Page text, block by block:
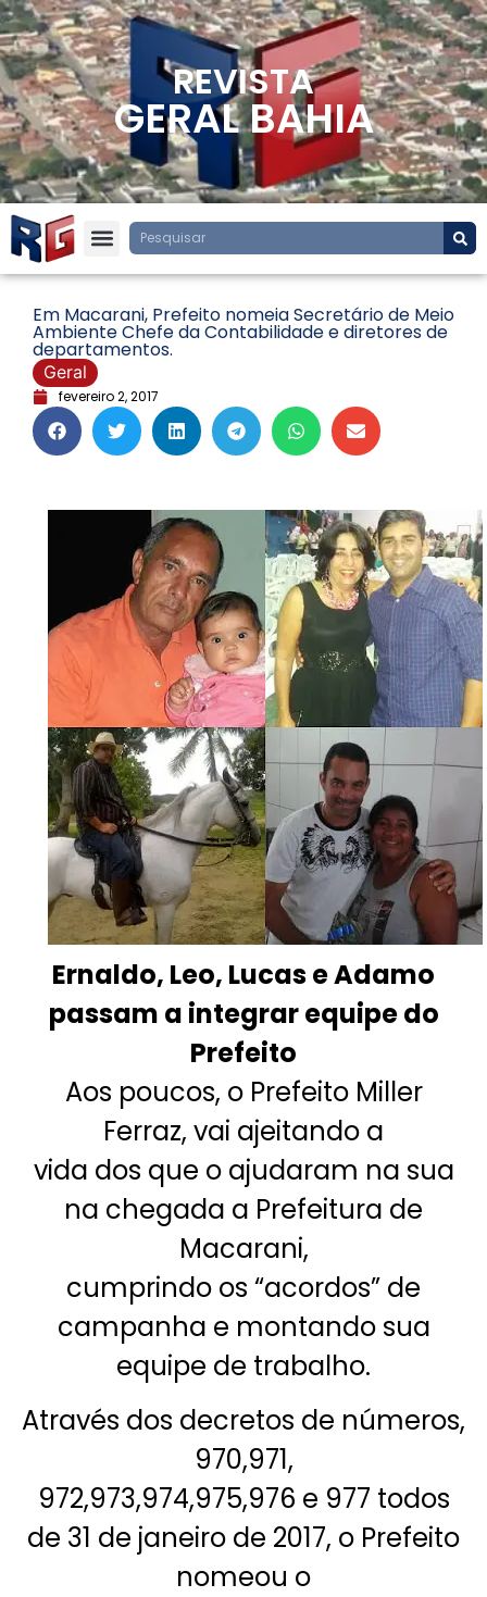
REVISTA
GERAL BAHIA
Em Macarani, Prefeito nomeia Secretário de Meio
Ambiente Chefe da Contabilidade e diretores de
departamentos.
Geral
fevereiro 2, 2017
Ernaldo, Leo, Lucas e Adamo
passam a integrar equipe do
Prefeito
Aos poucos, o Prefeito Miller
Ferraz, vai ajeitando a
vida dos que o ajudaram na sua
na chegada a Prefeitura de
Macarani,
cumprindo os “acordos” de
campanha e montando sua
equipe de trabalho.
Através dos decretos de números,
970,971,
972,973,974,975,976 e 977 todos
de 31 de janeiro de 2017, o Prefeito
nomeou o